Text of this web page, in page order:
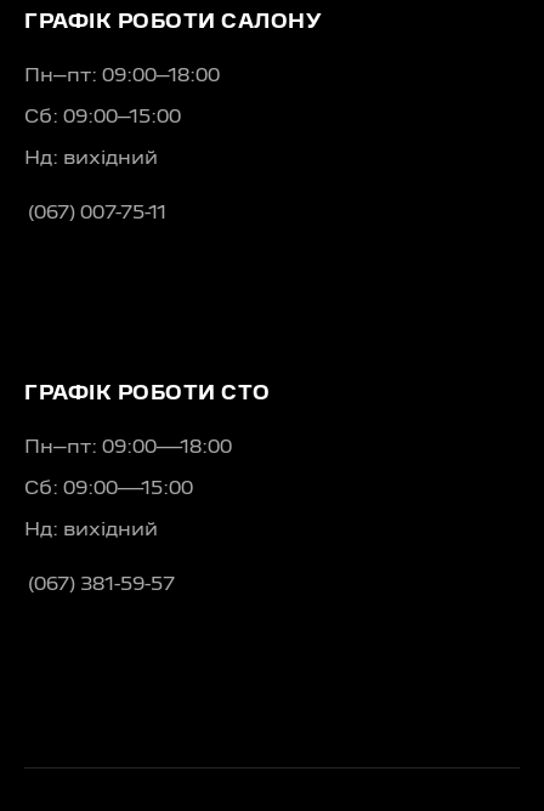
ГРАФІК РОБОТИ САЛОНУ
Пн–пт: 09:00–18:00
Сб: 09:00–15:00
Нд: вихідний
(067) 007-75-11
ГРАФІК РОБОТИ СТО
Пн–пт: 09:00—18:00
Сб: 09:00—15:00
Нд: вихідний
(067) 381-59-57